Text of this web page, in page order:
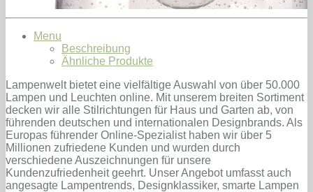
Menu
Beschreibung
Ähnliche Produkte
Lampenwelt bietet eine vielfältige Auswahl von über 50.000
Lampen und Leuchten online. Mit unserem breiten Sortiment
decken wir alle Stilrichtungen für Haus und Garten ab, von
führenden deutschen und internationalen Designbrands. Als
Europas führender Online-Spezialist haben wir über 5
Millionen zufriedene Kunden und wurden durch
verschiedene Auszeichnungen für unsere
Kundenzufriedenheit geehrt. Unser Angebot umfasst auch
angesagte Lampentrends, Designklassiker, smarte Lampen